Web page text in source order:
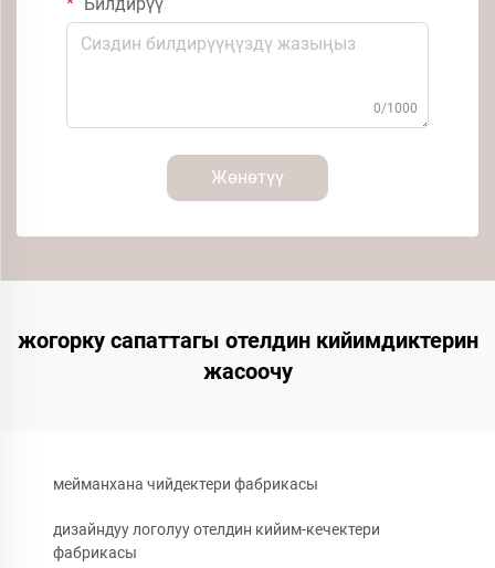
0/1000
Жөнөтүү
жогорку сапаттагы отелдин кийимдиктерин
жасоочу
мейманхана чийдектери фабрикасы
дизайндуу логолуу отелдин кийим-кечектери
фабрикасы